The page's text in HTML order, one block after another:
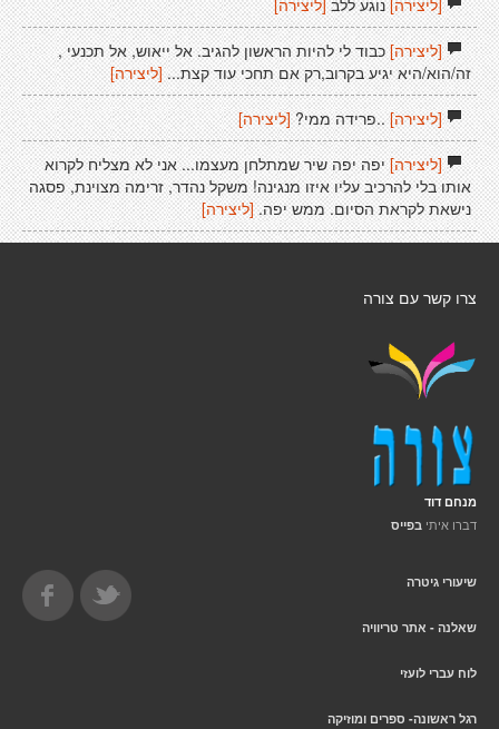
[ליצירה]נוגע ללב [ליצירה]
[ליצירה]כבוד לי להיות הראשון להגיב. אל ייאוש, אל תכנעי ,
זה/הוא/היא יגיע בקרוב,רק אם תחכי עוד קצת...[ליצירה]
[ליצירה]..פרידה ממי? [ליצירה]
[ליצירה]יפה יפה שיר שמתלחן מעצמו... אני לא מצליח לקרוא
אותו בלי להרכיב עליו איזו מנגינה! משקל נהדר, זרימה מצוינת, פסגה
נישאת לקראת הסיום. ממש יפה. [ליצירה]
צרו קשר עם צורה
מנחם דוד
דברו איתי בפייס
שיעורי גיטרה
שאלנה - אתר טריוויה
לוח עברי לועזי
רגל ראשונה- ספרים ומוזיקה